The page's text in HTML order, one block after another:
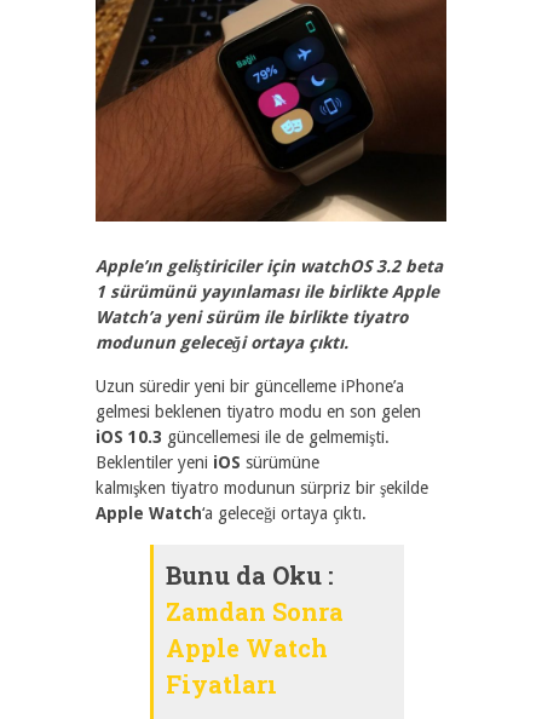
Apple’ın geliştiriciler için watchOS 3.2 beta
1 sürümünü yayınlaması ile birlikte Apple
Watch’a yeni sürüm ile birlikte tiyatro
modunun geleceği ortaya çıktı.
Uzun süredir yeni bir güncelleme iPhone’a
gelmesi beklenen tiyatro modu en son gelen
iOS 10.3 güncellemesi ile de gelmemişti.
Beklentiler yeni iOS sürümüne
kalmışken tiyatro modunun sürpriz bir şekilde
Apple Watch‘a geleceği ortaya çıktı.
Bunu da Oku :
Zamdan Sonra
Apple Watch
Fiyatları